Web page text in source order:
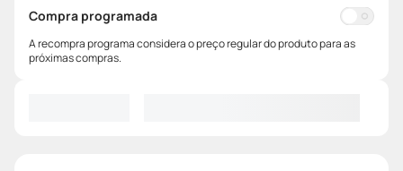
Compra programada
A recompra programa considera o preço regular do produto para as
próximas compras.